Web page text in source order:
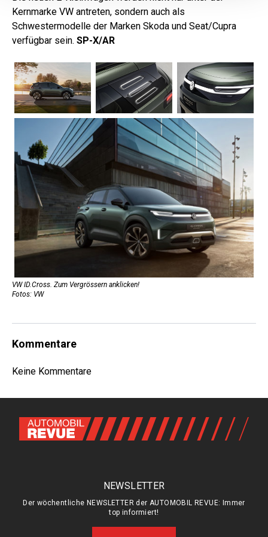
Kernmarke VW antreten, sondern auch als
Schwestermodelle der Marken Skoda und Seat/Cupra
verfügbar sein. SP-X/AR
VW ID.Cross. Zum Vergrössern anklicken!
Fotos: VW
Kommentare
Keine Kommentare
NEWSLETTER
Der wöchentliche NEWSLETTER der AUTOMOBIL REVUE: Immer
top informiert!